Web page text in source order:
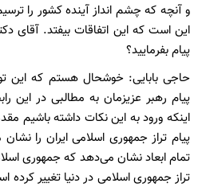
و آنچه که چشم انداز آینده کشور را
این است که این اتفاقات بیفتد. آقای
پیام بفرمایید؟
حاجی بابایی: خوشحال هستم که این
پیام رهبر عزیزمان به مطالبی در این
اینکه ورود به این نکات داشته باشیم
پیام تراز جمهوری اسلامی ایران را
تمام ابعاد نشان می‌دهد که جمهوری
تراز جمهوری اسلامی در دنیا تغییر